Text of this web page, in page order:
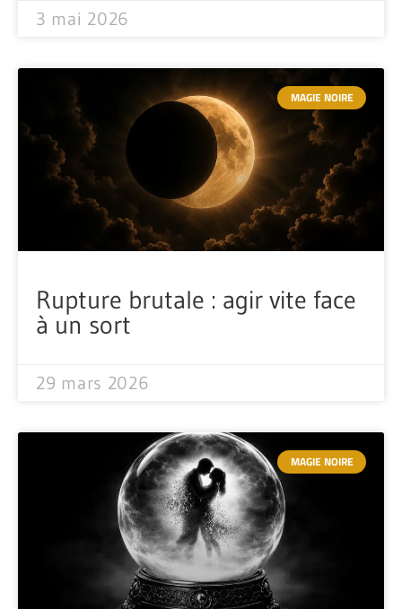
3 mai 2026
MAGIE NOIRE
Rupture brutale : agir vite face
à un sort
29 mars 2026
MAGIE NOIRE